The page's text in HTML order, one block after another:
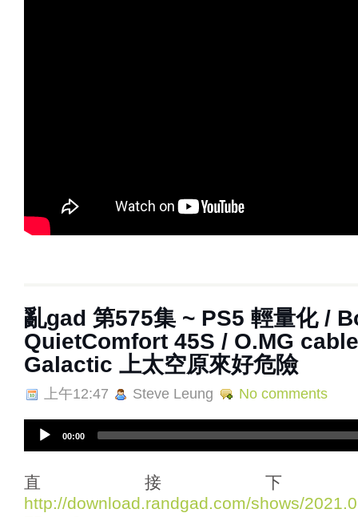
亂‌‌‌gad‌‌‌ ‌‌‌‌‌第‌‌‌575集 ~ PS5 輕量化 /
QuietComfort 45S / O.MG
Galactic 上太空原來好危險
上午12:47 Steve Leung No comments
i
o
P
00:00
直接
http://download.randgad.com/shows/